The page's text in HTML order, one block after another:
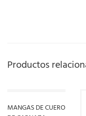
Productos
MANGAS DE CUERO